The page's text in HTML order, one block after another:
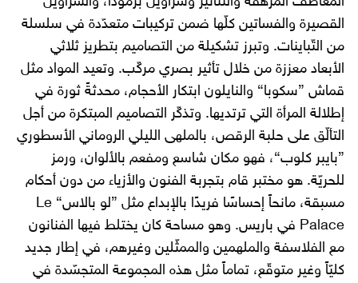
القصيرة والفساتين كلّها ضمن تركيبات متعدّدة في سلسلة
من التّباينات. وتبرز تشكيلة من التصاميم بتطريز ثلاثي
الأبعاد معززة من خلال تأثير بصري مركّب. وتعيد المواد مثل
قماش ”سكوبا“ والنايلون ابتكار الأحجام، محدثةً ثورة في
إطلالة المرأة التي ترتديها. وتذكّر التصاميم المبتكرة من أجل
التألّق على حلبة الرقص، بالملهى الليلي الروماني الأسطوري
”بايبر كلوب“، فهو مكان شاسع ومفعم بالألوان، ورمز
للحريّة. هو مختبر قام بتجربة الفنون والأزياء من دون أحكام
مسبقة، مانحاً إحساسًا فريدًا بالإبداع مثل ”لو بالاس“ Le
Palace في باريس. وهو مساحة كان يختلط فيها الفنانون
مع الفلاسفة والملهمين والممثّلين وغيرهم، في إطار جديد
كليّاً وغير متوقّع، تماماً مثل هذه المجموعة المتجسّدة في